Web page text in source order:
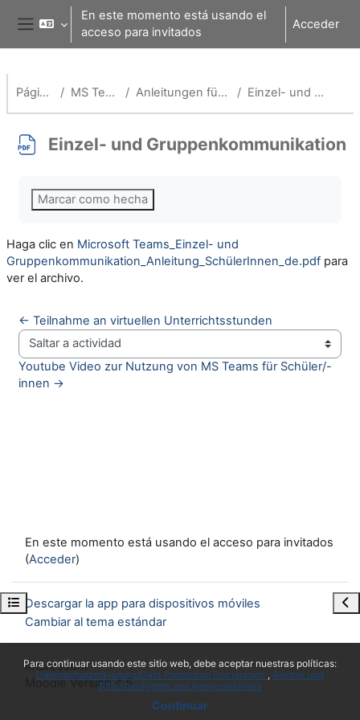
Salta al contenido principal
Para continuar usando este sitio web, debe aceptar nuestras políticas:
Datenschutzerklärung/Data Protection Declaration
Rechte und
Pflichten/Rights and Responsibilities
Continuar
Panel lateral
En este momento está usando el
acceso para invitados
Acceder
Abrir índice del curso
Página Principal MS Teams für Schulen Anleitungen für Schülerinnen und Schüler Einzel- und Gruppenkommunikation
Einzel- und Gruppenkommunikation
Marcar como hecha
Haga clic en Microsoft Teams_Einzel- und
Gruppenkommunikation_Anleitung_SchülerInnen_de.pdf para
ver el archivo.
← Teilnahme an virtuellen Unterrichtsstunden
Saltar a actividad
Youtube Video zur Nutzung von MS Teams für Schüler/-
innen →
En este momento está usando el acceso para invitados
(Acceder)
Descargar la app para dispositivos móviles
Cambiar al tema estándar
Impressum
Moodle Version 4.5